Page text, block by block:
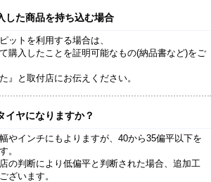
した商品を持ち込む場合
ットを利用する場合は、
購入したことを証明可能なもの(納品書など)をご
』と取付店にお伝えください。
イヤになりますか？
やインチにもよりますが、40から35偏平以下を
。
の判断により低偏平と判断された場合、追加工
ざいます。